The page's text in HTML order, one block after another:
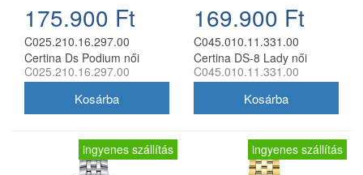
175.900 Ft
C025.210.16.297.00
Certina Ds Podium női
analóg karóra
C025.210.16.297.00
169.900 Ft
C045.010.11.331.00
Certina DS-8 Lady női
analóg karóra
C045.010.11.331.00
ingyenes szállítás ingyenes szállítás